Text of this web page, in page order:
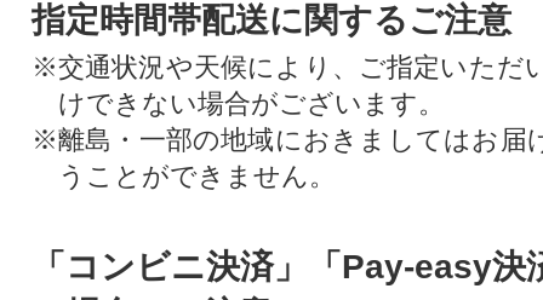
指定時間帯配送に関するご注意
※交通状況や天候により、ご指定いただ
けできない場合がございます。
※離島・一部の地域におきましてはお届
うことができません。
「コンビニ決済」「Pay-easy決